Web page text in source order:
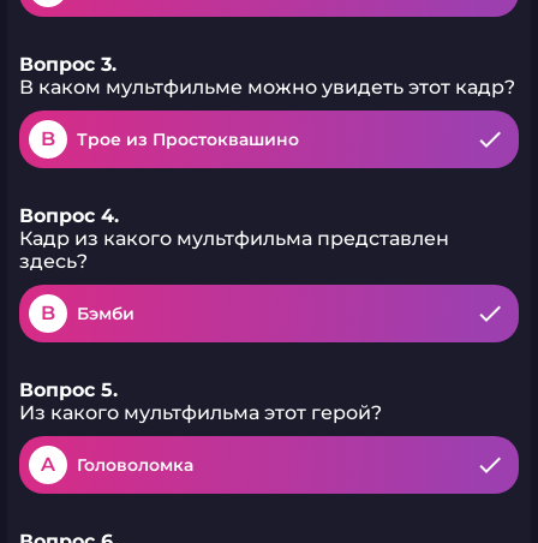
Вопрос 3.
В каком мультфильме можно увидеть этот кадр?
B Трое из Простоквашино
Вопрос 4.
Кадр из какого мультфильма представлен
здесь?
B Бэмби
Вопрос 5.
Из какого мультфильма этот герой?
A Головоломка